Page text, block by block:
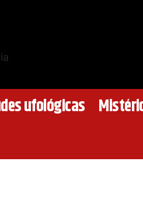
ufológicas